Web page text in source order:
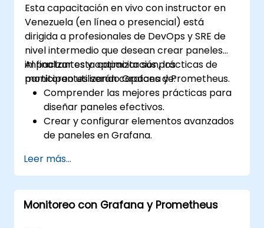
Esta capacitación en vivo con instructor en
Venezuela (en línea o presencial) está
dirigida a profesionales de DevOps y SRE de
nivel intermedio que desean crear paneles
impactantes y optimizar sus prácticas de
monitoreo utilizando Grafana y Prometheus.
Al finalizar esta capacitación, los
participantes serán capaces de:
Comprender las mejores prácticas para
diseñar paneles efectivos.
Crear y configurar elementos avanzados
de paneles en Grafana.
para crear paneles dinámicos y
reutilizables.
Implementar mecanismos de alerta para
mejorar la conciencia operativa.
Leer más...
Monitoreo con Grafana y Prometheus